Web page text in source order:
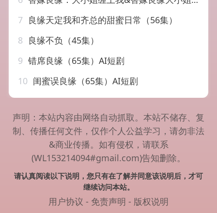
7
良缘天定我和齐总的甜蜜日常（56集）
8
良缘不负（45集）
9 错席良缘（65集）AI短剧
10 闺蜜误良缘（65集）AI短剧
声明：本站内容由网络自动抓取。本站不储存、复
制、传播任何文件，仅作个人公益学习，请勿非法
&商业传播。如有侵权，请联系
(WL153214094#gmail.com)告知删除。
请认真阅读以下说明，您只有在了解并同意该说明后，才可
继续访问本站。
用户协议 - 免责声明 - 版权说明